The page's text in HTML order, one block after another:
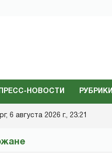
НОВОСТИ РУБРИКИ
6 августа 2026 г., 23:21